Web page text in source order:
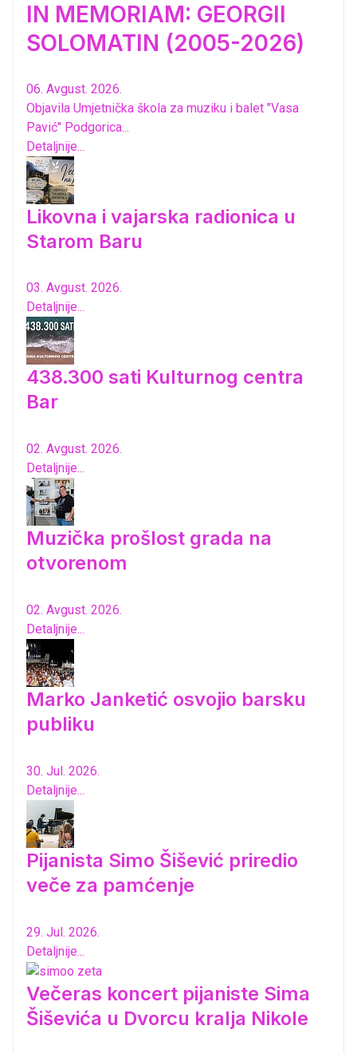
IN MEMORIAM: GEORGII
SOLOMATIN (2005-2026)
06. Avgust. 2026.
Objavila Umjetnička škola za muziku i balet "Vasa
Pavić" Podgorica...
Detaljnije...
Likovna i vajarska radionica u
Starom Baru
03. Avgust. 2026.
Detaljnije...
438.300 sati Kulturnog centra
Bar
02. Avgust. 2026.
Detaljnije...
Muzička prošlost grada na
otvorenom
02. Avgust. 2026.
Detaljnije...
Marko Janketić osvojio barsku
publiku
30. Jul. 2026.
Detaljnije...
Pijanista Simo Šišević priredio
veče za pamćenje
29. Jul. 2026.
Detaljnije...
Večeras koncert pijaniste Sima
Šiševića u Dvorcu kralja Nikole